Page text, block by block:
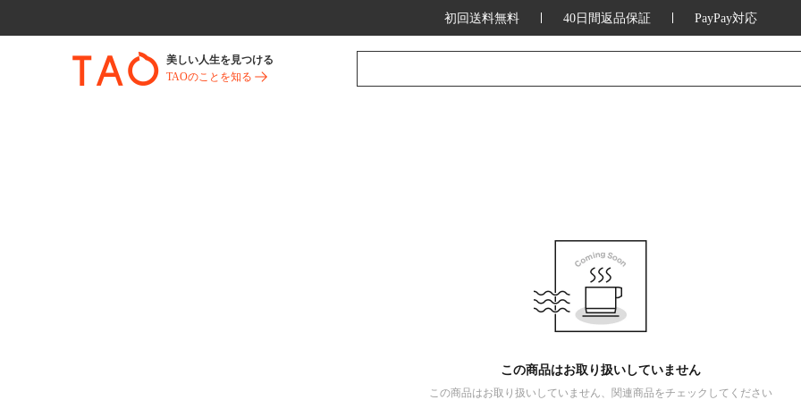
初回送料無料 40日間返品保証 PayPay対応
美しい人生を見つける
TAOのことを知る
この商品はお取り扱いしていません
この商品はお取り扱いしていません、関連商品をチェックしてください